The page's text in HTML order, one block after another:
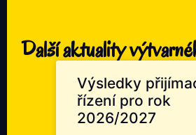
Další aktuality
Výsledky
řízení pro rok
2026/2027